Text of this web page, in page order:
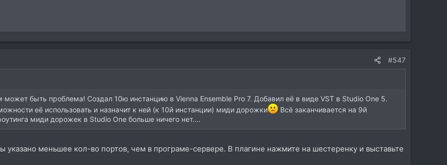
#547
быть проблема! Создал 10ю инстанцию в Vienna Ensemble Pro 7. Добавил её в виде VST в Studio One 5.
её использовать и назначит к ней (к 10й инстанции) миди дорожки
Всё заканчивается на 9й
миди дорожек в Studio One больше ничего нет....
указано меньшее кол-во портов, чем в програме-сервере. В плагине нажмите на шестеренку и выставьте